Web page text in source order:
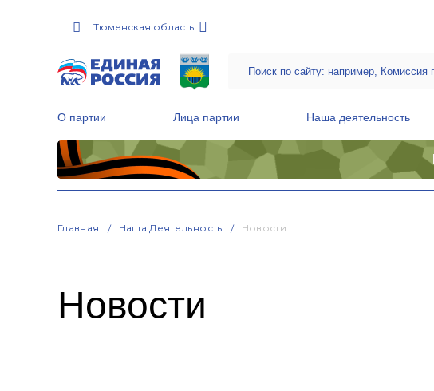
Тюменская область
О партии Лица партии Наша деятельность
Главная Наша Деятельность Новости
Новости